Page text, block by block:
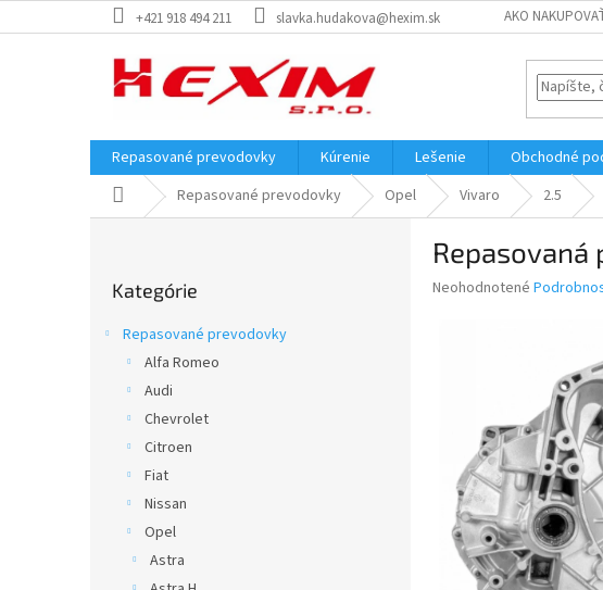
na
+421 918 494 211 slavka.hudakova@hexim.sk AKO
Repasované prevodovky Kúrenie Lešenie Obchodné
DomovRepasované prevodovky Opel Vivaro 2.5
kategórie
Kategórie
Repasované prevodovky
Alfa Romeo
Audi
Chevrolet
Citroen
Fiat
Nissan
Opel
Astra
Repasovaná
Priemerné
hviezdičiek.
Neohodnotené